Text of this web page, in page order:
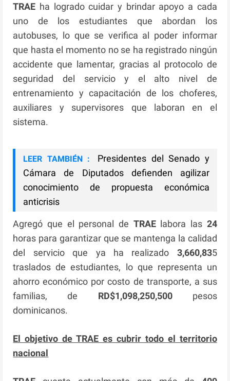
TRAE ha logrado cuidar y brindar apoyo a cada
uno de los estudiantes que abordan los
autobuses, lo que se verifica al poder informar
que hasta el momento no se ha registrado ningún
accidente que lamentar, gracias al protocolo de
seguridad del servicio y el alto nivel de
entrenamiento y capacitación de los choferes,
auxiliares y supervisores que laboran en el
sistema.
LEER TAMBIÉN :
Presidentes del Senado y
Cámara de Diputados defienden agilizar
conocimiento de propuesta económica
anticrisis
Agregó que el personal de TRAE labora las 24
horas para garantizar que se mantenga la calidad
del servicio que ya ha realizado 3,660,835
traslados de estudiantes, lo que representa un
ahorro económico por costo de transporte, a sus
familias, de RD$1,098,250,500pesos
dominicanos.
El objetivo de TRAE es cubrir todo el territorio
nacional